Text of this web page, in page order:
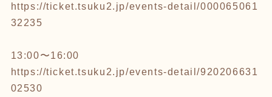
https://ticket.tsuku2.jp/events-detail/000065061
32235
13:00〜16:00
https://ticket.tsuku2.jp/events-detail/920206631
02530